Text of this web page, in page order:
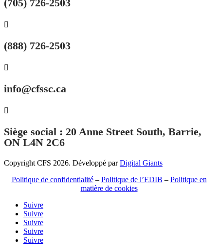
(705) 726-2503

(888) 726-2503

info@cfssc.ca

Siège social : 20 Anne Street South, Barrie,
ON L4N 2C6
Copyright CFS 2026. Développé parDigital Giants
Politique de confidentialité – Politique de l’EDIB – Politique en
matière de cookies
Suivre
Suivre
Suivre
Suivre
Suivre